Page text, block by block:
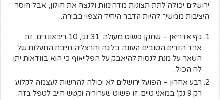
ירושלים יכולה לתת תצוגות מדהימות ולנצח את חולון, אבל חוסר
היציבות ממשיך להיות הדבר היחיד הצפוי בבירה.
ג'ף אדריאן – שחקן פשוט מעולה. 31 נק', 10 ריבאונדים. זה
אחד הזרים הטובים העונה בליגה והרצליה חייבת התעלות של
השאר על מנת לנסות להיאבק על הפלייאוף כי הוא בוודאות יתן
לה הכול.
רבע אחרון – הפועל ירושלים לא יכולה להרשות לעצמה לקלוע
רק 9 נק' במאני טיים. זו פשוט שערוריה וקטש חייב לטפל בזה.